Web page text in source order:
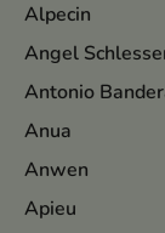
Alpecin
Angel
Antonio
Anua
Anwen
Apieu